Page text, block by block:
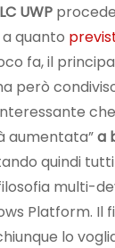
UWP
quanto
fa, il
però
aumentata”a
quindi
multi-
Platform. Il
lo